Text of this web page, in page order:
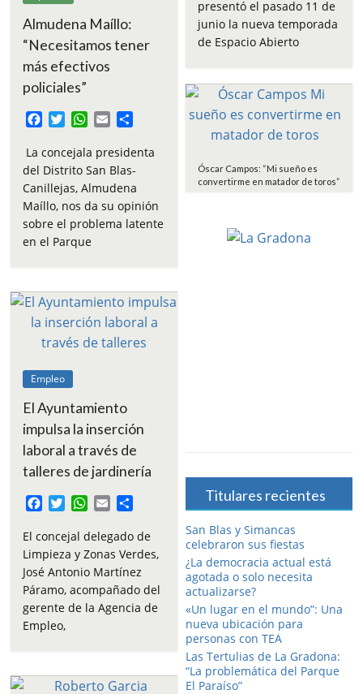
Almudena Maíllo:
“Necesitamos tener
más efectivos
policiales”
c
e
b
o
k
i
t
t
e
r
W
a
t
s
A
p
p
a
i
l
m
p
a
r
t
i
La concejala presidenta
del Distrito San Blas-
Canillejas, Almudena
Maíllo, nos da su opinión
sobre el problema latente
en el Parque
Empleo
El Ayuntamiento
impulsa la inserción
laboral a través de
talleres de jardinería
F
c
e
b
o
o
k
T
i
t
t
e
r
W
a
t
s
A
p
p
E
a
i
l
m
p
a
r
t
i
El concejal delegado de
Limpieza y Zonas Verdes,
José Antonio Martínez
Páramo, acompañado del
gerente de la Agencia de
Empleo,
o
o
k
e
r
A
p
p
r
presentó el pasado 11 de
junio la nueva temporada
de Espacio Abierto
Óscar Campos: “Mi sueño es
convertirme en matador de toros”
Titulares recientes
San Blas y Simancas
celebraron sus fiestas
¿La democracia actual está
agotada o solo necesita
actualizarse?
«Un lugar en el mundo”: Una
nueva ubicación para
personas con TEA
Las Tertulias de La Gradona:
“La problemática del Parque
El Paraíso”